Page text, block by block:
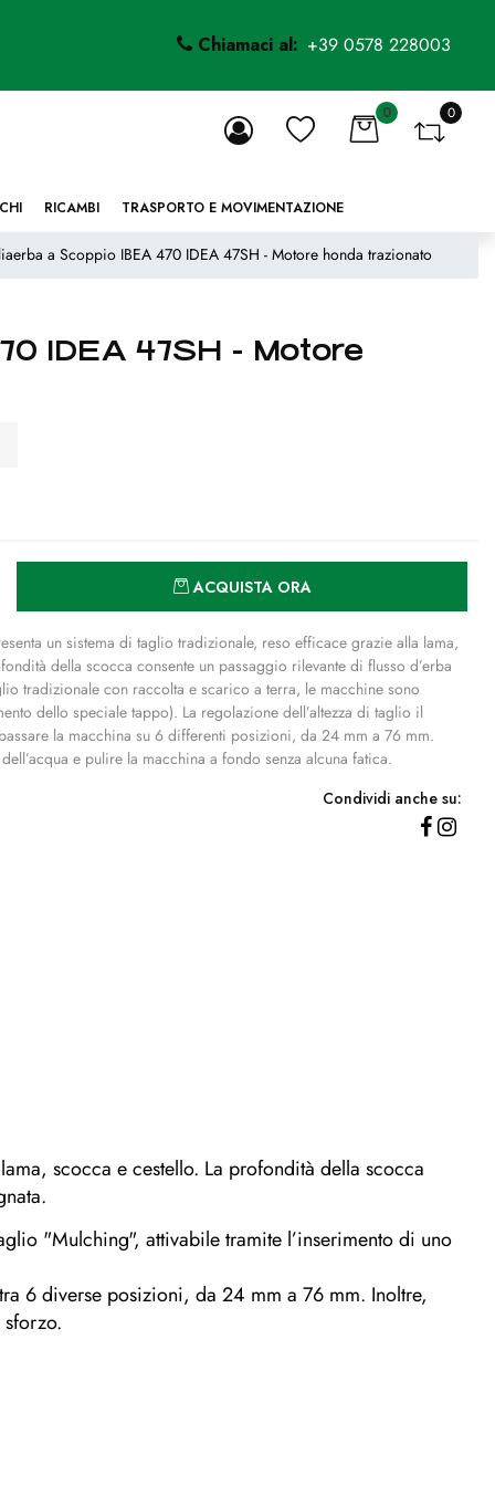
Chiamaci al: +39 0578 228003
0 0
RICAMBI TRASPORTO E MOVIMENTAZIONE
a Scoppio IBEA 470 IDEA 47SH - Motore honda trazionato
IDEA 47SH - Motore
ACQUISTA ORA
un sistema di taglio tradizionale, reso efficace grazie alla lama,
della scocca consente un passaggio rilevante di flusso d’erba
tradizionale con raccolta e scarico a terra, le macchine sono
dello speciale tappo). La regolazione dell’altezza di taglio il
la macchina su 6 differenti posizioni, da 24 mm a 76 mm.
e pulire la macchina a fondo senza alcuna fatica.
Condividi anche su:
scocca e cestello. La profondità della scocca
"Mulching", attivabile tramite l’inserimento di uno
6 diverse posizioni, da 24 mm a 76 mm. Inoltre,